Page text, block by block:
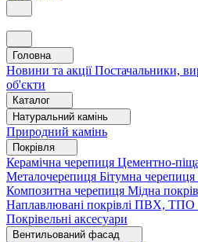
Головна
Новини та акціїПостачальники,
об'єкти
Каталог
Натуральний камінь
Природний камінь
Покрівля
Керамічна черепиця Цементно-
Металочерепиця Бітумна черепиця
Композитна черепиця Мідна
Наплавлювані покрівлі ПВХ, ТПО
Покрівельні аксесуари
Вентильований фасад